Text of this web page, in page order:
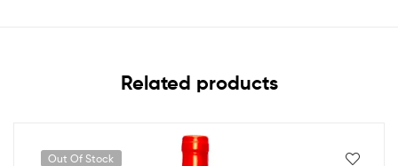
Related products
Out Of Stock